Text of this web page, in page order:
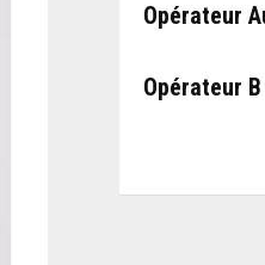
Opérateur
Opérateur